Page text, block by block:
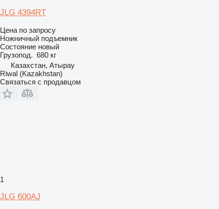
JLG 4394RT
Цена по запросу
Ножничный подъемник
Состояние новый
Грузопод. 680 кг
Казахстан, Атырау
Riwal (Kazakhstan)
Связаться с продавцом
1
JLG 600AJ